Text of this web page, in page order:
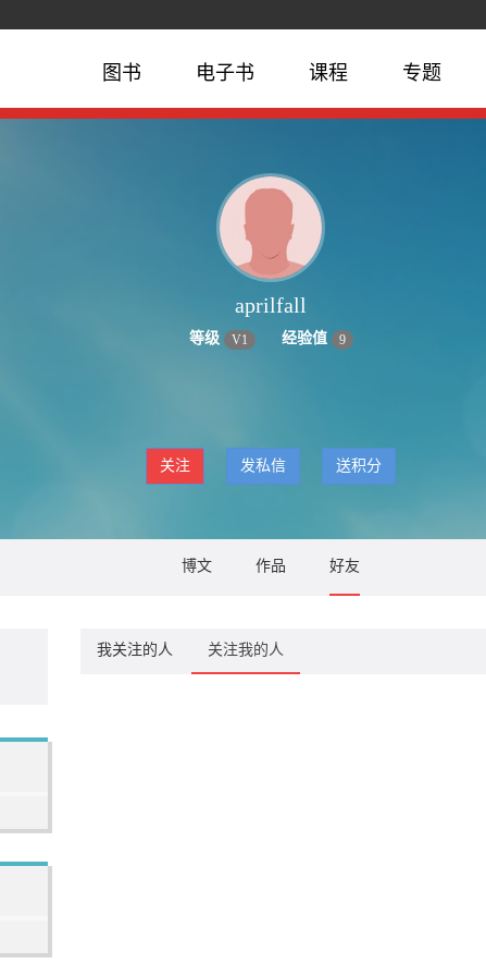
图书 电子书 课程 专题
aprilfall
等级 V1 经验值 9
关注 发私信 送积分
博文 作品 好友
我关注的人 关注我的人